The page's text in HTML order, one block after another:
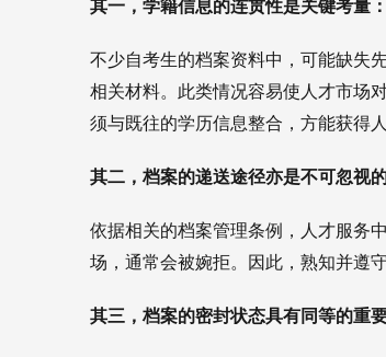
其一，学籍信息的连贯性是关键考量：
不少自考生的档案资料中，可能缺失
相关材料。此类情况容易使人才市场
须与既往的学历信息整合，方能获得
其二，档案的递送途径亦是不可忽视
依据相关的档案管理条例，人才服务
场，通常会被婉拒。因此，熟知并遵
其三，档案的密封状态具有同等的重要